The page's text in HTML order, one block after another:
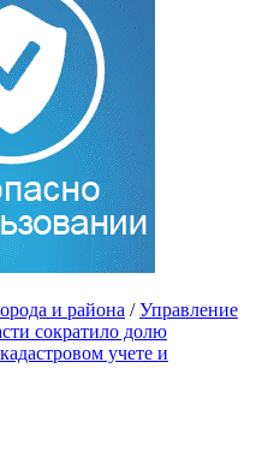
и района / Управление
сократило долю
учете и